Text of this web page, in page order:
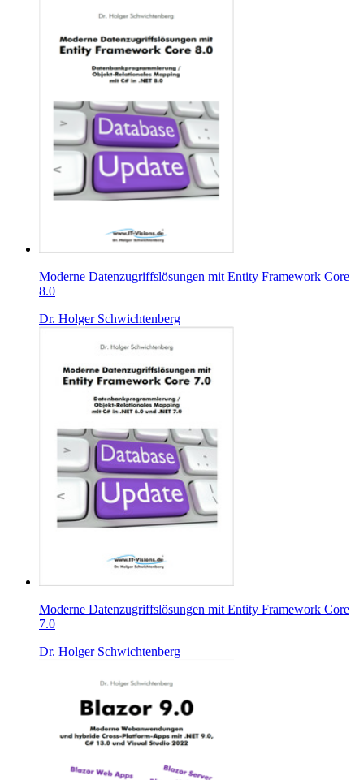
Moderne Datenzugriffslösungen mit Entity Framework Core
8.0
Dr. Holger Schwichtenberg
Moderne Datenzugriffslösungen mit Entity Framework Core
7.0
Dr. Holger Schwichtenberg